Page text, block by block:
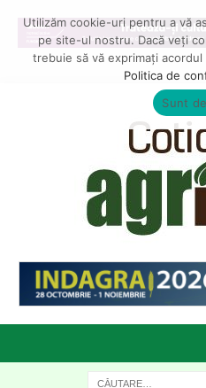
Utilizăm cookie-uri pentru a vă
pe site-ul nostru. Dacă veți
trebuie să vă exprimați
Politica de
Sunt